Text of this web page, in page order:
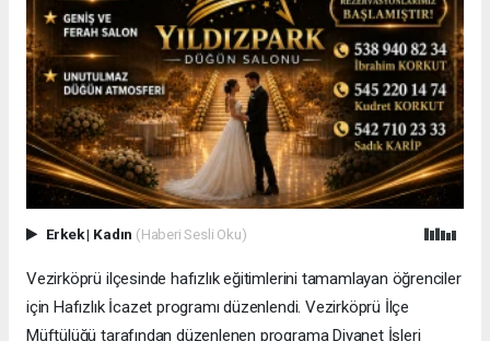
Erkek| Kadın (Haberi Sesli Oku)
Vezirköprü ilçesinde hafızlık eğitimlerini tamamlayan öğrenciler
için Hafızlık İcazet programı düzenlendi. Vezirköprü İlçe
Müftülüğü tarafından düzenlenen programa Diyanet İşleri